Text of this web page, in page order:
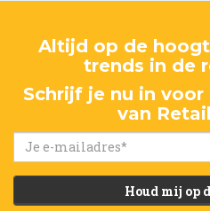
Altijd op de
trends in de
Schrijf je nu in
van
Houd mij op